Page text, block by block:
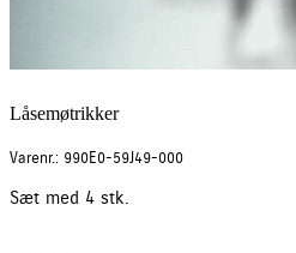
Låsemøtrikker
Varenr.: 990E0-59J49-000
Sæt med 4 stk.